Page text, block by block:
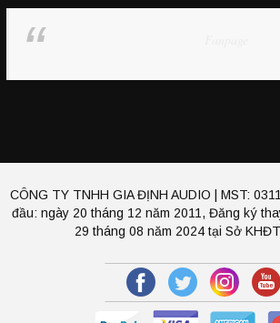
CÔNG TY TNHH GIA ĐỊNH AUDIO | MST:
đầu: ngày 20 tháng 12 năm 2011, Đăng ký
29 tháng 08 năm 2024 tại Sở